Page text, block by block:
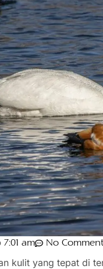
7:01 am No
kulit yang tepat di